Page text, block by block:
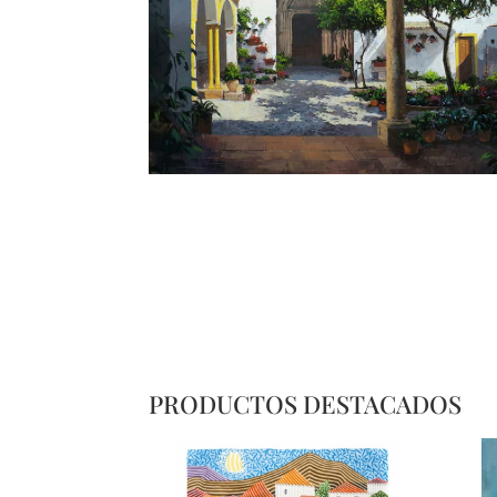
PRODUCTOS DESTACADOS